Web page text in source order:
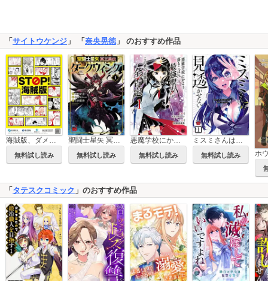
「 サイトウケンジ 」 「 奈央晃徳」 のおすすめ作品
無料試し読み 無料試し読み 無料試し読み
無料試し読み
「タテスクコミック 」のおすすめ作品